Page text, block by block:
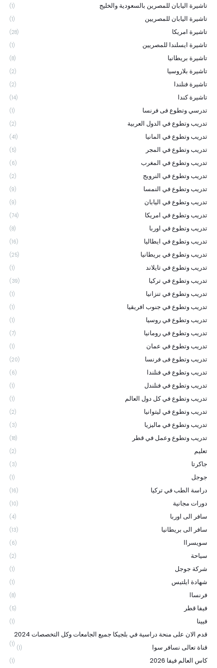
تاشيرة اليابان للمصرين بالسعودية والخليج (1)
تاشيرة اليابان للمصريين (1)
تاشيرة امريكا (28)
تاشيرة ايسلندا للمصريين (1)
تاشيرة بريطانيا (8)
تاشيرة بلاروسيا (2)
تاشيرة فنلندا (2)
تاشيرة كندا (14)
تدرسي وتطوع فى فرنسا (1)
تدريب وتطوع في الدول العربية (2)
تدريب وتطوع في المانيا (41)
تدريب وتطوع في المجر (5)
تدريب وتطوع في المغرب (6)
تدريب وتطوع في النرويج (2)
تدريب وتطوع في النمسا (9)
تدريب وتطوع في اليابان (9)
تدريب وتطوع في امريكا (74)
تدريب وتطوع في اوربا (8)
تدريب وتطوع في ايطاليا (16)
تدريب وتطوع في بريطانيا (25)
تدريب وتطوع في تايلاند (1)
تدريب وتطوع في تركيا (39)
تدريب وتطوع في تنزانيا (1)
تدريب وتطوع في جنوب افريقيا (1)
تدريب وتطوع في روسيا (1)
تدريب وتطوع في رومانيا (7)
تدريب وتطوع في عمان (1)
تدريب وتطوع فى فرنسا (20)
تدريب وتطوع في فنلندا (6)
تدريب وتطوع في فنلندل (1)
تدريب وتطوع في كل دول العالم (1)
تدريب وتطوع في ليتوانيا (2)
تدريب وتطوع في ماليزيا (3)
تدريب وتطوع وعمل في قطر (18)
تعليم (2)
جاكرتا (3)
جوجل (1)
دراسة الطب في تركيا (16)
دورات مجانية (10)
سافر الى اوربا (4)
سافر الى بريطانيا (13)
سويسراا (6)
سياحة (2)
شركة جوجل (1)
شهادة ايلتيس (1)
فرنساا (8)
فيفا قطر (5)
فيينا (1)
قدم الان على منحة دراسية في بلجيكا جميع الجامعات وكل التخصصات 2024
(1) قناة تعالى نسافر سوا (1)
كاس العالم فيفا 2026 (1)